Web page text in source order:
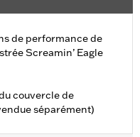
de performance de
Screamin’ Eagle
couvercle de
séparément)